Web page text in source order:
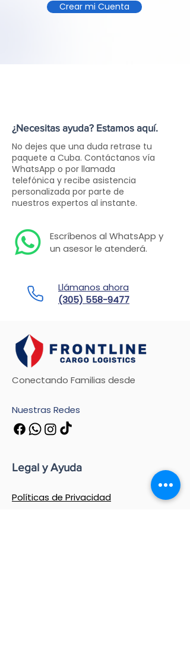
Crear mi Cuenta
¿Necesitas ayuda? Estamos aquí.
No dejes que una duda retrase tu
paquete a Cuba. Contáctanos vía
WhatsApp o por llamada
telefónica y recibe asistencia
personalizada por parte de
nuestros expertos al instante.
Escríbenos al WhatsApp y
un asesor le atenderá.
Llámanos ahora
(305) 558-9477
Conectando Familias desde
Nuestras Redes
Legal y Ayuda
Políticas de Privacidad